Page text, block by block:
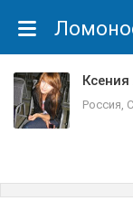
Россия,